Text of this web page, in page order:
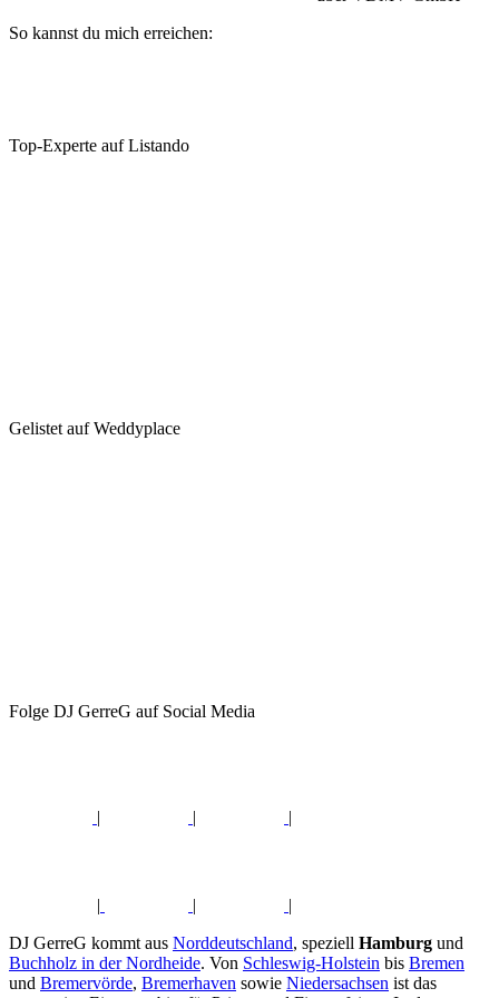
So kannst du mich erreichen:
Top-Experte auf Listando
Gelistet auf Weddyplace
Folge DJ GerreG auf Social Media
| | |
| |
|
DJ GerreG kommt aus Norddeutschland, speziell Hamburg und
Buchholz in der Nordheide. Von Schleswig-Holstein bis Bremen
und Bremervörde, Bremerhaven sowie Niedersachsen ist das